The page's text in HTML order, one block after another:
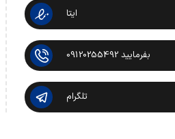
ایتا
بفرمایید 09120255492
تلگرام